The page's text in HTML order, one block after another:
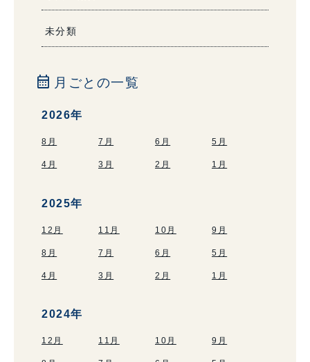
未分類
calendar_month 月ごとの一覧
2026年
8月 7月 6月 5月
4月 3月 2月 1月
2025年
12月 11月 10月 9月
8月 7月 6月 5月
4月 3月 2月 1月
2024年
12月 11月 10月 9月